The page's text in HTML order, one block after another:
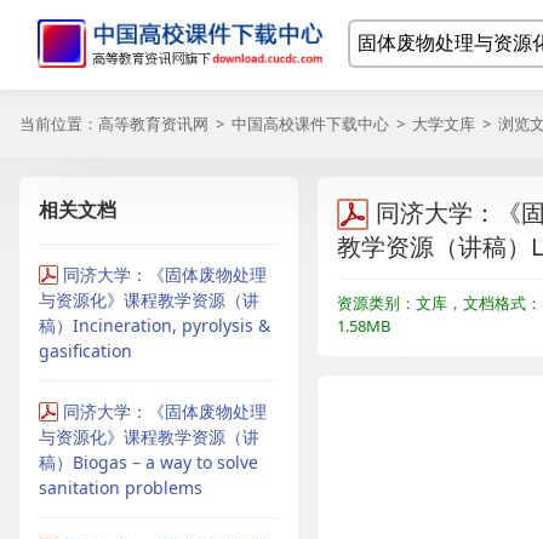
当前位置： 高等教育资讯网 > 中国高校课件下载中心 > 大学文库 > 浏览
相关文档
同济大学：《固体废物处理
与资源化》课程教学资源（讲
稿）Incineration, pyrolysis &
gasification
同济大学：《固体废物处理
与资源化》课程教学资源（讲
稿）Biogas – a way to solve
sanitation problems
同济大学：《
教学资源（讲稿）
资源类别：文库，文档格式
1.58MB